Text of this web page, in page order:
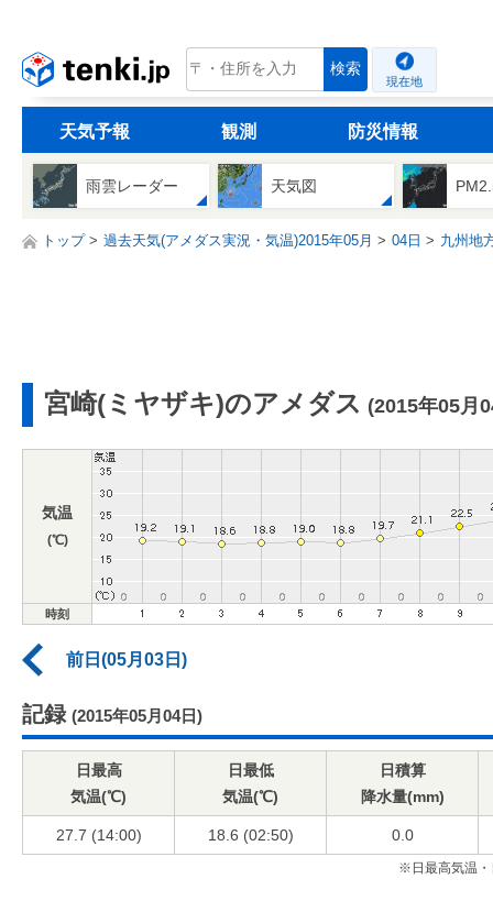
tenki.jp 検索
現在地
天気予報 観測 防災情報
雨雲レーダー 天気図
トップ 過去天気(アメダス実況・気温)2015年05月 04日 九州地
宮崎(ミヤザキ)のアメダス (2015年05月
気温
(℃)
時刻
前日(05月03日)
記録 (2015年05月04日)
日最高
気温(℃)
日最低
気温(℃)
日積算
降水量(mm)
27.7 (14:00) 18.6 (02:50) 0.0
※日最高気温・